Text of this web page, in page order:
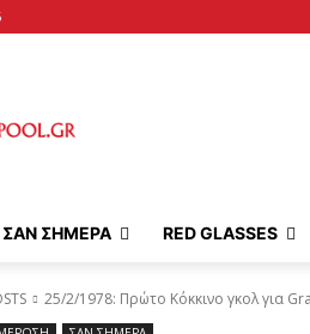
ΣΑΝ ΣΗΜΕΡΑ RED GLASSES
25/2/1978: Πρώτο Κόκκινο γκολ για